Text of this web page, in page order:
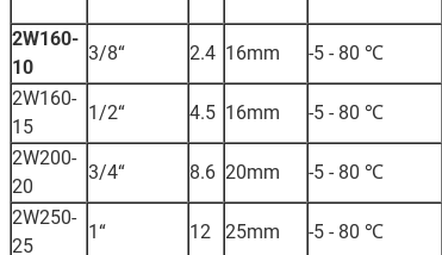
2W160-
10
3/8“ 2.4 16mm -5 - 80 ℃
2W160-
15
1/2“ 4.5 16mm -5 - 80 ℃
2W200-
20
3/4“ 8.6 20mm -5 - 80 ℃
2W250-
25
1“ 12 25mm -5 - 80 ℃